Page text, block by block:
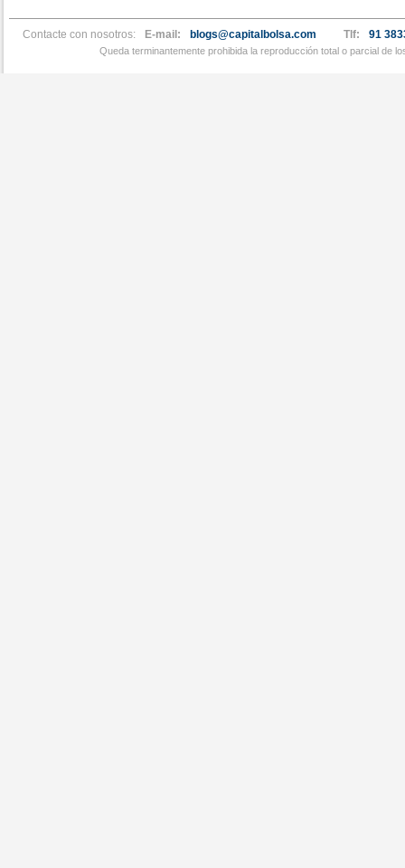
Contacte con nosotros: E-mail: blogs@capitalbolsa.com Tlf: 91
Queda terminantemente prohibida la reproducción total o parcial de